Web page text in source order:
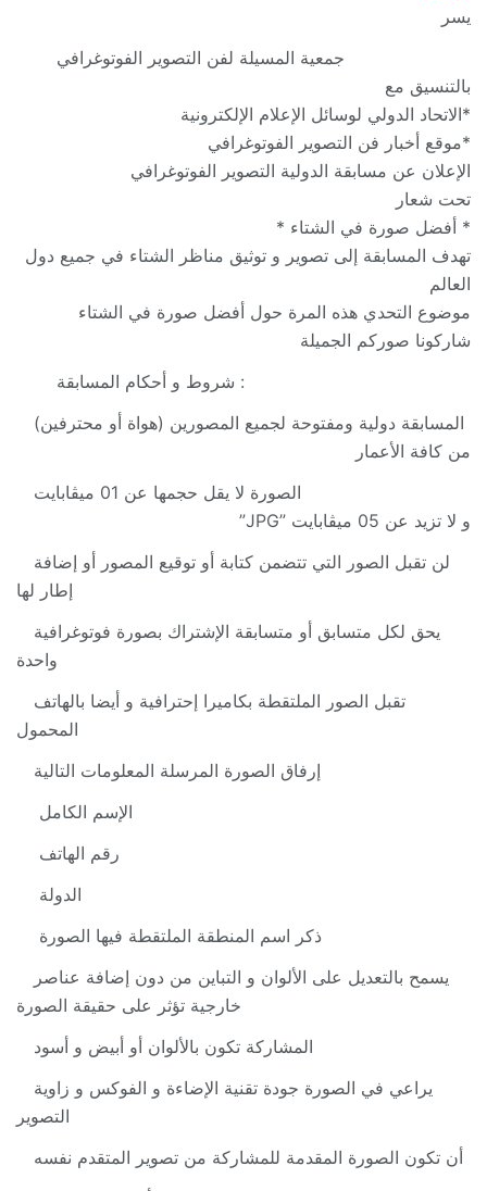
يسر
جمعية المسيلة لفن التصوير الفوتوغرافي
بالتنسيق مع
*الاتحاد الدولي لوسائل الإعلام الإلكترونية
*موقع أخبار فن التصوير الفوتوغرافي
الإعلان عن مسابقة الدولية التصوير الفوتوغرافي
تحت شعار
* أفضل صورة في الشتاء *
تهدف المسابقة إلى تصوير و توثيق مناظر الشتاء في جميع دول
العالم
موضوع التحدي هذه المرة حول أفضل صورة في الشتاء
شاركونا صوركم الجميلة
شروط و أحكام المسابقة :
المسابقة دولية ومفتوحة لجميع المصورين (هواة أو محترفين)
من كافة الأعمار
الصورة لا يقل حجمها عن 01 ميڨابايت
و لا تزيد عن 05 ميڨابايت ”JPG”
لن تقبل الصور التي تتضمن كتابة أو توقيع المصور أو إضافة
إطار لها
يحق لكل متسابق أو متسابقة الإشتراك بصورة فوتوغرافية
واحدة
تقبل الصور الملتقطة بكاميرا إحترافية و أيضا بالهاتف
المحمول
إرفاق الصورة المرسلة المعلومات التالية
الإسم الكامل
رقم الهاتف
الدولة
ذكر اسم المنطقة الملتقطة فيها الصورة
يسمح بالتعديل على الألوان و التباين من دون إضافة عناصر
خارجية تؤثر على حقيقة الصورة
المشاركة تكون بالألوان أو أبيض و أسود
يراعي في الصورة جودة تقنية الإضاءة و الفوكس و زاوية
التصوير
أن تكون الصورة المقدمة للمشاركة من تصوير المتقدم نفسه